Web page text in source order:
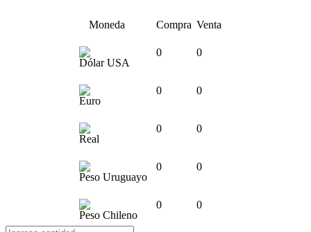
Moneda Compra Venta
Dólar USA
0 0
Euro
0 0
Real
0 0
Peso Uruguayo
0 0
Peso Chileno
0 0